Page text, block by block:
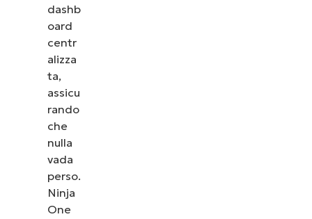
dashb
oard
centr
alizza
ta,
assicu
rando
che
nulla
vada
perso.
Ninja
One